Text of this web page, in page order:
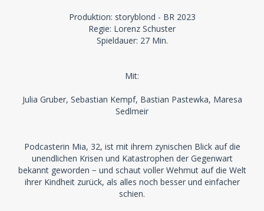
Produktion: storyblond - BR 2023
Regie: Lorenz Schuster
Spieldauer: 27 Min.
Mit:
Julia Gruber, Sebastian Kempf, Bastian Pastewka, Maresa
Sedlmeir
Podcasterin Mia, 32, ist mit ihrem zynischen Blick auf die
unendlichen Krisen und Katastrophen der Gegenwart
bekannt geworden − und schaut voller Wehmut auf die Welt
ihrer Kindheit zurück, als alles noch besser und einfacher
schien.